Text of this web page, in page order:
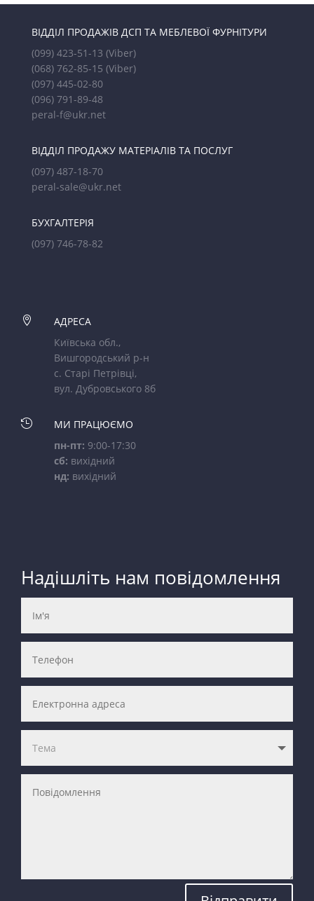
ВІДДІЛ ПРОДАЖІВ ДСП ТА МЕБЛЕВОЇ ФУРНІТУРИ
(099) 423-51-13 (Viber)
(068) 762-85-15 (Viber)
(097) 445-02-80
(096) 791-89-48
peral-f@ukr.net
ВІДДІЛ ПРОДАЖУ МАТЕРІАЛІВ ТА ПОСЛУГ
(097) 487-18-70
peral-sale@ukr.net
БУХГАЛТЕРІЯ
(097) 746-78-82

АДРЕСА
Київська обл.,
Вишгородський р-н
с. Старі Петрівці,
вул. Дубровського 8б

МИ ПРАЦЮЄМО
пн-пт: 9:00-17:30
сб: вихідний
нд: вихідний
Надішліть нам повідомлення